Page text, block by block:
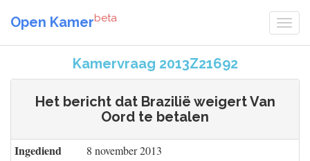
Open Kamerbeta
Kamervraag 2013Z21692
Het bericht dat Brazilië weigert Van
Oord te betalen
Ingediend 8 november 2013